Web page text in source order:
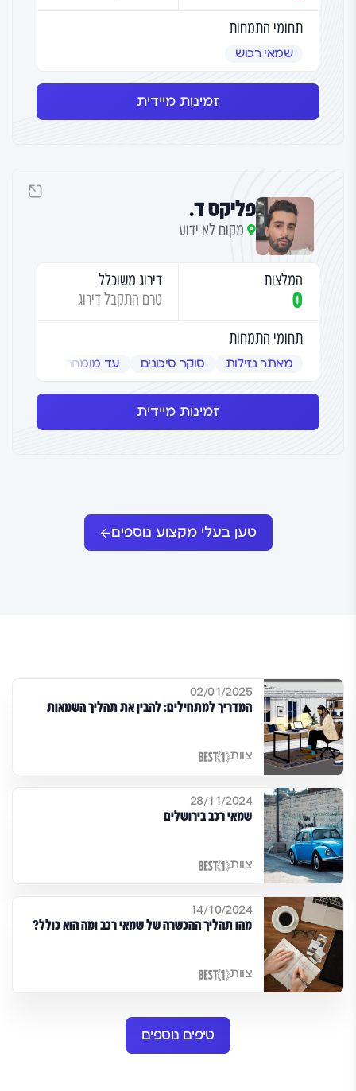
תחומי התמחות
שמאי רכוש
זמינות מיידית
פליקס ד.
מקום לא ידוע
המלצות
0
דירוג משוכלל
טרם התקבל דירוג
תחומי התמחות
מאתר נזילות סוקר סיכונים עד מומחה
זמינות מיידית
טען בעלי מקצוע נוספים
02/01/2025
המדריך למתחילים: להבין את תהליך השמאות
צוות
28/11/2024
שמאי רכב בירושלים
צוות
14/10/2024
מהו תהליך ההכשרה של שמאי רכב ומה הוא כולל?
צוות
טיפים נוספים